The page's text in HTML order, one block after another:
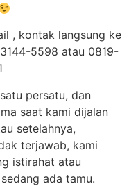
, kontak langsung ke
5598 atau 0819-
persatu, dan
saat kami dijalan
setelahnya,
terjawab, kami
istirahat atau
ada tamu.